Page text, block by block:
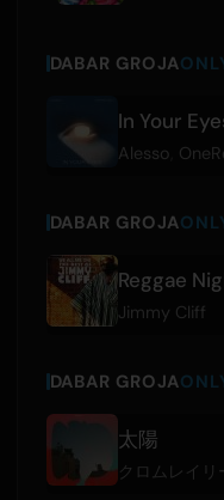
DABAR GROJA
In Your
Alesso
DABAR GROJA
Reggae
Jimmy Cliff
DABAR GROJA
太陽
クロムレイリ